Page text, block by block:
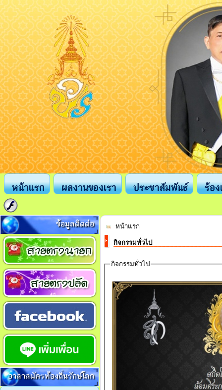
หน้าแรก ผลงานของเรา ประชาสัมพันธ์ ร้อ
ข้อมูลติดต่อ
อาสาสมัครท้องถิ่นรักษ์โลก
หน้าแรก
กิจกรรมทั่วไป
กิจกรรมทั่วไป